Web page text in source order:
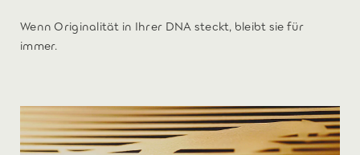
Wenn Originalität in Ihrer DNA steckt, bleibt sie für
immer.